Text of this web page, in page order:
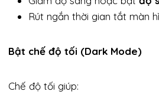
Rút ngắn thời gian tắt màn
Bật chế độ tối (Dark Mode)
Chế độ tối giúp: